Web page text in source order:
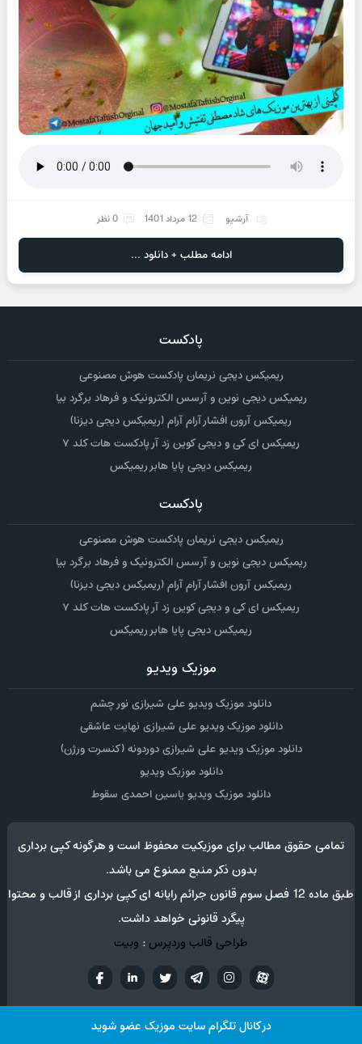
آرشیو 12 مرداد 1401 0 نظر
ادامه مطلب + دانلود ...
پادکست
ریمیکس دیجی نریمان پادکست هوش مصنوعی
ریمیکس دیجی نوین و آرسس الکترونیک و فرهاد برگرد بیا
ریمیکس آرون افشار آرام آرام (ریمیکس دیجی دیزنا)
ریمیکس ای کی و دیجی کوین زد آر پادکست هات کلد ۷
ریمیکس دیجی پایا هابر ریمیکس
پادکست
ریمیکس دیجی نریمان پادکست هوش مصنوعی
ریمیکس دیجی نوین و آرسس الکترونیک و فرهاد برگرد بیا
ریمیکس آرون افشار آرام آرام (ریمیکس دیجی دیزنا)
ریمیکس ای کی و دیجی کوین زد آر پادکست هات کلد ۷
ریمیکس دیجی پایا هابر ریمیکس
موزیک ویدیو
دانلود موزیک ویدیو علی شیرازی نور چشم
دانلود موزیک ویدیو علی شیرازی نهایت عاشقی
دانلود موزیک ویدیو علی شیرازی دوردونه (کنسرت ورژن)
دانلود موزیک ویدیو
دانلود موزیک ویدیو یاسین احمدی سقوط
تمامی حقوق مطالب برای موزیکیت محفوظ است و هرگونه کپی برداری
بدون ذکر منبع ممنوع می باشد.
طبق ماده 12 فصل سوم قانون جرائم رایانه ای کپی برداری از قالب و محتوا
پیگرد قانونی خواهد داشت.
طراحی قالب وردپرس: وبیت
تويترتلگراماینستاگرام آپارات
در کانال تلگرام سایت موزیک عضو شوید